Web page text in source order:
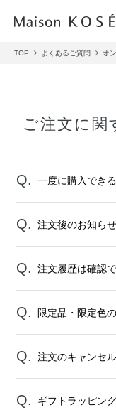
TOP よくあるご質問 オ
ご注文に関
一度に購入でき
注文後のお知ら
注文履歴は確認
限定品・限定色
注文のキャンセ
ギフトラッピン